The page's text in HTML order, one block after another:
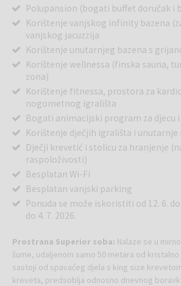
Polupansion (bogati buffet doručak i
Korištenje vanjskog infinity bazena
vanjskog jacuzzija
Korištenje unutarnjeg bazena s
Korištenje wellnessa (finska sauna,
zona)
Korištenje fitnessa, prostora za
nogometnog igrališta
Bogati animacijski program za djecu
Korištenje dječjih igrališta i unutarnje
Dječji krevetić i stolicu za hranjenje
raspoloživosti)
Besplatan Wi-Fi
Besplatan vanjski parking
Ponuda se može iskoristiti od 12. 6. do
do 4. 7. 2026.
Prostrana Superior soba: Nalaze se u
šume, udaljenom samo 50 metara od
sastoji od spavaćeg djela s king size
kreveta, predsoblja odnosno dnevnog